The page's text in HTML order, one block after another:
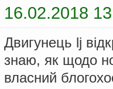
16.02.2018
Двигунець lj
знаю, як щодо
власний